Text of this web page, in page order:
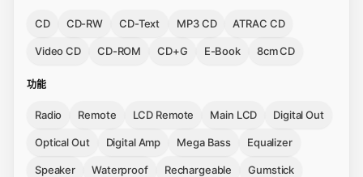
CD CD-RW CD-Text MP3 CD ATRAC CD
Video CD CD-ROM CD+G E-Book 8cm CD
功能
Radio Remote LCD Remote Main LCD Digital Out
Optical Out Digital Amp Mega Bass Equalizer
Speaker Waterproof Rechargeable Gumstick